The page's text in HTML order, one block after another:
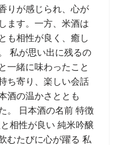
りが感じられ、心が
ます。一方、米酒は
も相性が良く、癒し
私が思い出に残るの
一緒に味わったこと
ち寄り、楽しい会話
酒の温かさととも
。 日本酒の名前 特徴
相性が良い 純米吟醸
むたびに心が躍る 私